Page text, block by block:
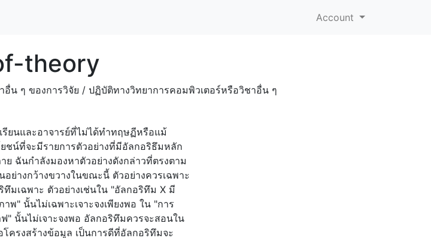
Account
theory
น ๆ ของการวิจัย / ปฏิบัติทางวิทยาการคอมพิวเตอร์หรือวิชาอื่น ๆ
ยนและอาจารย์ที่ไม่ได้ทำทฤษฏีหรือแม้
ชน์ที่จะมีรายการตัวอย่างที่มีอัลกอริธึมหลัก
ฉันกำลังมองหาตัวอย่างดังกล่าวที่ตรงตาม
างกว้างขวางในขณะนี้ ตัวอย่างควรเฉพาะ
ทึมเฉพาะ ตัวอย่างเช่นใน "อัลกอริทึม X มี
" นั้นไม่เฉพาะเจาะจงเพียงพอ ใน "การ
นั้นไม่เจาะจงพอ อัลกอริทึมควรจะสอนใน
รงสร้างข้อมูล เป็นการดีที่อัลกอริทึมจะ